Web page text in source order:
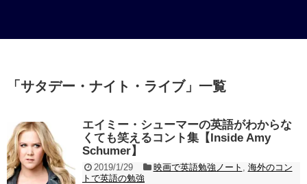
「 サタデー・ナイト・ライブ」 一覧
エイミー・シューマーの英語がわからな
くても笑えるコント集【Inside Amy
Schumer】
2019/1/29 映画で英語勉強ノート
海外のコン
トで英語の勉強